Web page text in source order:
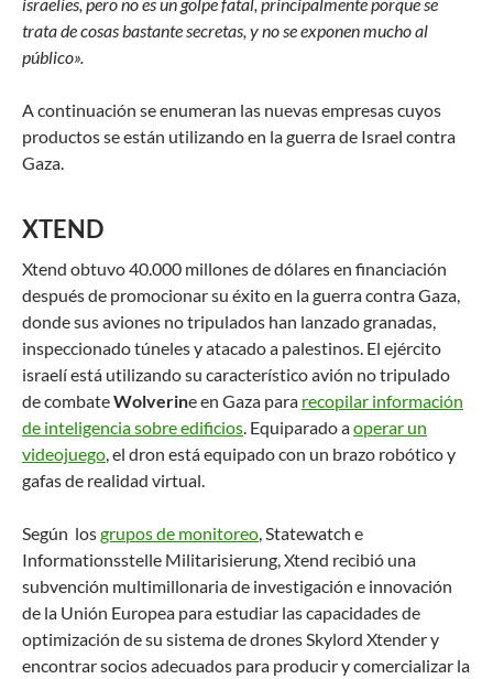
trata de cosas bastante secretas, y no se exponen mucho al
público».
A continuación se enumeran las nuevas empresas cuyos
productos se están utilizando en la guerra de Israel contra
Gaza.
XTEND
Xtend obtuvo 40.000 millones de dólares en financiación
después de promocionar su éxito en la guerra contra Gaza,
donde sus aviones no tripulados han lanzado granadas,
inspeccionado túneles y atacado a palestinos. El ejército
israelí está utilizando su característico avión no tripulado
de combateWolverine en Gaza para recopilar información
de inteligencia sobre edificios . Equiparado aoperar un
videojuego , el dron está equipado con un brazo robótico y
gafas de realidad virtual.
Según losgrupos de monitoreo , Statewatch e
Informationsstelle Militarisierung, Xtend recibió una
subvención multimillonaria de investigación e innovación
de la Unión Europea para estudiar las capacidades de
optimización de su sistema de drones Skylord Xtender y
encontrar socios adecuados para producir y comercializar la